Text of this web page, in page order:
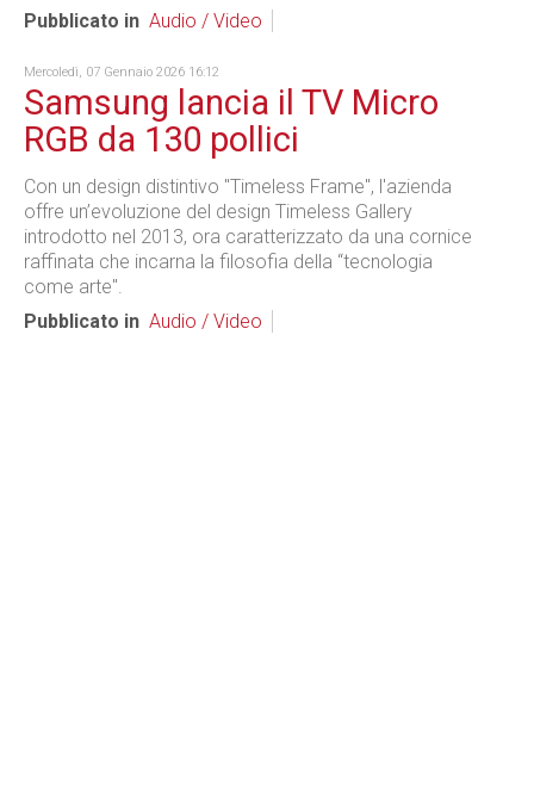
Pubblicato in Audio / Video
Mercoledì, 07 Gennaio 2026 16:12
Samsung lancia il TV Micro
RGB da 130 pollici
Con un design distintivo "Timeless Frame", l'azienda
offre un’evoluzione del design Timeless Gallery
introdotto nel 2013, ora caratterizzato da una cornice
raffinata che incarna la filosofia della “tecnologia
come arte".
Pubblicato in Audio / Video